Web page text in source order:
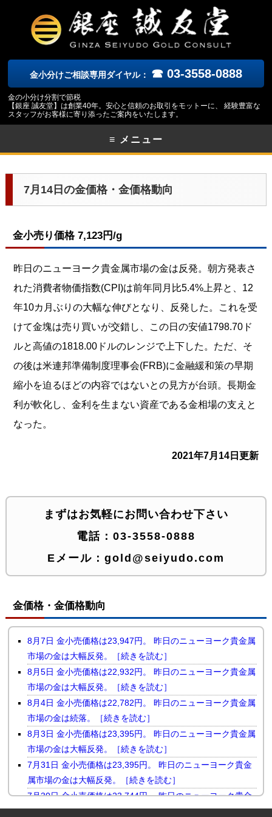
金小分けご相談専用ダイヤル： ☎ 03-3558-0888
金の小分け分割で節税
【銀座 誠友堂】は創業40年。安心と信頼のお取引をモットーに、 経験豊富な
スタッフがお客様に寄り添ったご案内をいたします。
≡ メニュー
7月14日の金価格・金価格動向
金小売り価格 7,123円/g
昨日のニューヨーク貴金属市場の金は反発。朝方発表さ
れた消費者物価指数(CPI)は前年同月比5.4%上昇と、12
年10カ月ぶりの大幅な伸びとなり、反発した。これを受
けて金塊は売り買いが交錯し、この日の安値1798.70ド
ルと高値の1818.00ドルのレンジで上下した。ただ、そ
の後は米連邦準備制度理事会(FRB)に金融緩和策の早期
縮小を迫るほどの内容ではないとの見方が台頭。長期金
利が軟化し、金利を生まない資産である金相場の支えと
なった。
2021年7月14日更新
まずはお気軽にお問い合わせ下さい
電話： 03-3558-0888
Eメール： gold@seiyudo.com
金価格・金価格動向
8月7日 金小売価格は23,947円。 昨日のニューヨーク貴金属
市場の金は大幅反発。［続きを読む］
8月5日 金小売価格は22,932円。 昨日のニューヨーク貴金属
市場の金は大幅反発。［続きを読む］
8月4日 金小売価格は22,782円。 昨日のニューヨーク貴金属
市場の金は続落。［続きを読む］
8月3日 金小売価格は23,395円。 昨日のニューヨーク貴金属
市場の金は大幅反発。［続きを読む］
7月31日 金小売価格は23,395円。 昨日のニューヨーク貴金
属市場の金は大幅反発。［続きを読む］
7月30日 金小売価格は23,744円。 昨日のニューヨーク貴金
属市場の金は小幅続落。［続きを読む］